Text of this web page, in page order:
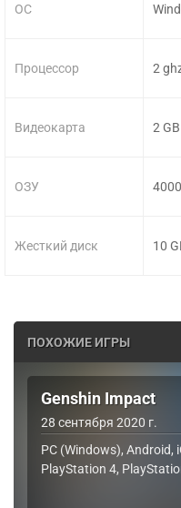
ОС
Процессор
Видеокарта
ОЗУ
Жесткий диск
2
2
10
ПОХОЖИЕ ИГРЫ
Genshin Impact
28 сентября 2020 г.
PC (Windows), Android,
PlayStation 4,